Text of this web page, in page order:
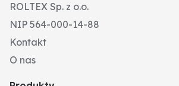
ROLTEX Sp. z o.o.
NIP 564-000-14-88
Kontakt
O nas